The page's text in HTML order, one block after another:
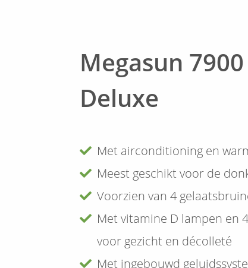
Megasun
Deluxe
Met airconditioning en
Meest geschikt voor de
Voorzien van 4
Met vitamine D lampen en
voor gezicht en décolleté
Met ingebouwd